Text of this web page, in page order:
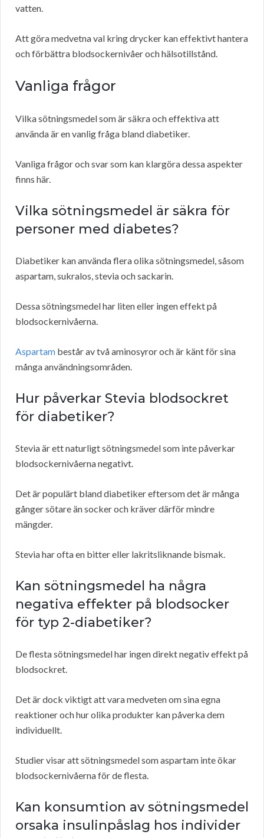
vatten.
Att göra medvetna val kring drycker kan effektivt hantera
och förbättra blodsockernivåer och hälsotillstånd.
Vanliga frågor
Vilka sötningsmedel som är säkra och effektiva att
använda är en vanlig fråga bland diabetiker.
Vanliga frågor och svar som kan klargöra dessa aspekter
finns här.
Vilka sötningsmedel är säkra för
personer med diabetes?
Diabetiker kan använda flera olika sötningsmedel, såsom
aspartam, sukralos, stevia och sackarin.
Dessa sötningsmedel har liten eller ingen effekt på
blodsockernivåerna.
Aspartam består av två aminosyror och är känt för sina
många användningsområden.
Hur påverkar Stevia blodsockret
för diabetiker?
Stevia är ett naturligt sötningsmedel som inte påverkar
blodsockernivåerna negativt.
Det är populärt bland diabetiker eftersom det är många
gånger sötare än socker och kräver därför mindre
mängder.
Stevia har ofta en bitter eller lakritsliknande bismak.
Kan sötningsmedel ha några
negativa effekter på blodsocker
för typ 2-diabetiker?
De flesta sötningsmedel har ingen direkt negativ effekt på
blodsockret.
Det är dock viktigt att vara medveten om sina egna
reaktioner och hur olika produkter kan påverka dem
individuellt.
Studier visar att sötningsmedel som aspartam inte ökar
blodsockernivåerna för de flesta.
Kan konsumtion av sötningsmedel
orsaka insulinpåslag hos individer